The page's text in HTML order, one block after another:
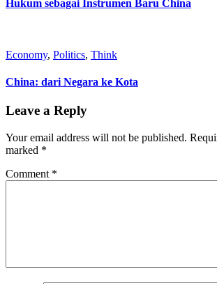
Hukum sebagai Instrumen Baru China
Economy, Politics, Think
China: dari Negara ke Kota
Leave a Reply
Your email address will not be published.
marked *
Comment *